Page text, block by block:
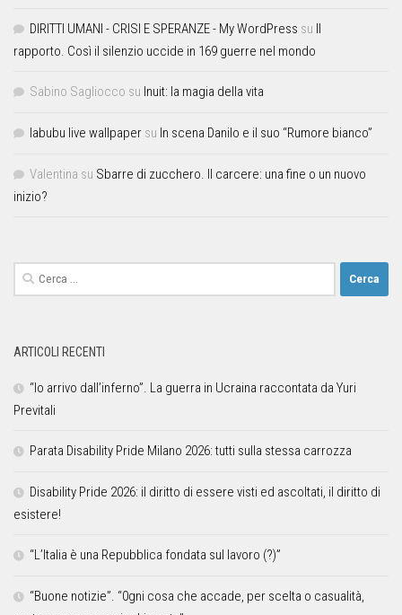
DIRITTI UMANI - CRISI E SPERANZE - My WordPress su Il
rapporto. Così il silenzio uccide in 169 guerre nel mondo
Sabino Sagliocco su Inuit: la magia della vita
labubu live wallpaper su In scena Danilo e il suo “Rumore bianco”
Valentina su Sbarre di zucchero. Il carcere: una fine o un nuovo
inizio?
ARTICOLI RECENTI
“Io arrivo dall’inferno”. La guerra in Ucraina raccontata da Yuri
Previtali
Parata Disability Pride Milano 2026: tutti sulla stessa carrozza
Disability Pride 2026: il diritto di essere visti ed ascoltati, il diritto di
esistere!
“L’Italia è una Repubblica fondata sul lavoro (?)”
“Buone notizie”. “0gni cosa che accade, per scelta o casualità,